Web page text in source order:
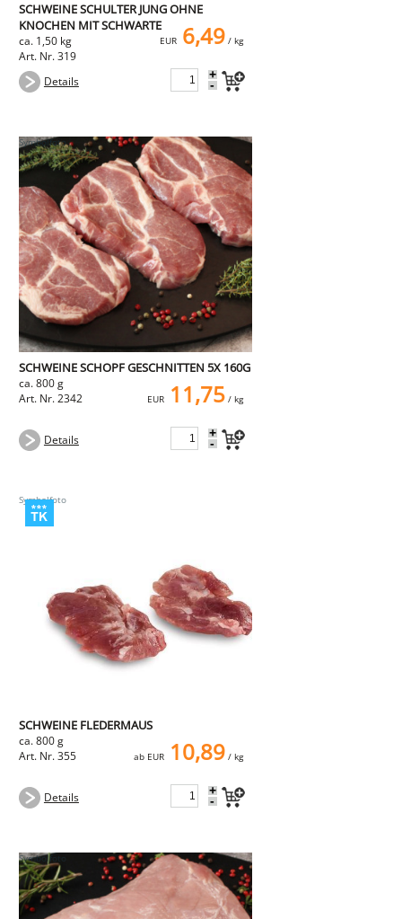
SCHWEINE SCHULTER JUNG OHNE
KNOCHEN MIT SCHWARTE
ca. 1,50 kg
Art. Nr. 319
EUR 6,49/ kg
Details +
-
SCHWEINE SCHOPF GESCHNITTEN 5X 160G
ca. 800 g
Art. Nr. 2342
EUR 11,75/ kg
Details +
-
SCHWEINE FLEDERMAUS
ca. 800 g
Art. Nr. 355
ab EUR 10,89/ kg
Details +
-